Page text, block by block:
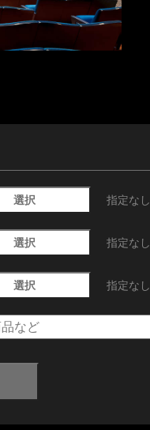
選択 指定なし
選択 指定なし
選択 指定なし